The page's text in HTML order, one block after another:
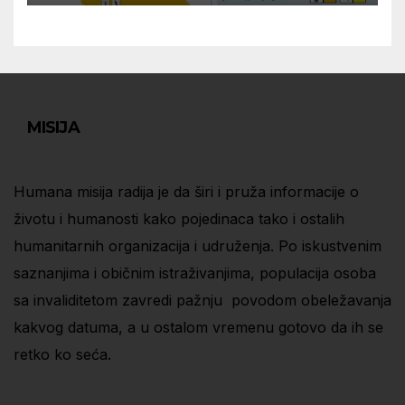
MISIJA
Humana misija radija je da širi i pruža informacije o
životu i humanosti kako pojedinaca tako i ostalih
humanitarnih organizacija i udruženja. Po iskustvenim
saznanjima i običnim istraživanjima, populacija osoba
sa invaliditetom zavredi pažnju povodom obeležavanja
kakvog datuma, a u ostalom vremenu gotovo da ih se
retko ko seća.